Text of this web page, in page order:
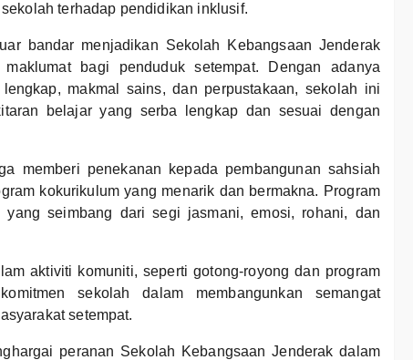
terhadap pendidikan inklusif.
bandar menjadikan Sekolah Kebangsaan Jenderak
bagi penduduk setempat. Dengan adanya
makmal sains, dan perpustakaan, sekolah ini
belajar yang serba lengkap dan sesuai dengan
memberi penekanan kepada pembangunan sahsiah
kokurikulum yang menarik dan bermakna. Program
seimbang dari segi jasmani, emosi, rohani, dan
aktiviti komuniti, seperti gotong-royong dan program
sekolah dalam membangunkan semangat
setempat.
peranan Sekolah Kebangsaan Jenderak dalam